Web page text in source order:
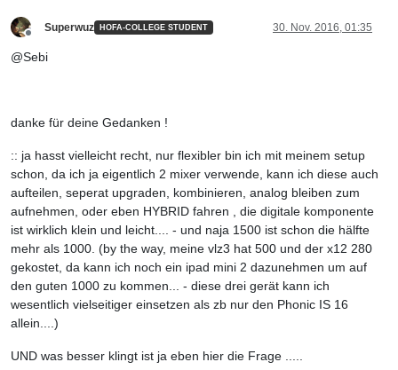
Superwuz HOFA-COLLEGE STUDENT 30. Nov. 2016, 01:35
@Sebi
danke für deine Gedanken !
:: ja hasst vielleicht recht, nur flexibler bin ich mit meinem setup
schon, da ich ja eigentlich 2 mixer verwende, kann ich diese auch
aufteilen, seperat upgraden, kombinieren, analog bleiben zum
aufnehmen, oder eben HYBRID fahren , die digitale komponente
ist wirklich klein und leicht.... - und naja 1500 ist schon die hälfte
mehr als 1000. (by the way, meine vlz3 hat 500 und der x12 280
gekostet, da kann ich noch ein ipad mini 2 dazunehmen um auf
den guten 1000 zu kommen... - diese drei gerät kann ich
wesentlich vielseitiger einsetzen als zb nur den Phonic IS 16
allein....)
UND was besser klingt ist ja eben hier die Frage .....